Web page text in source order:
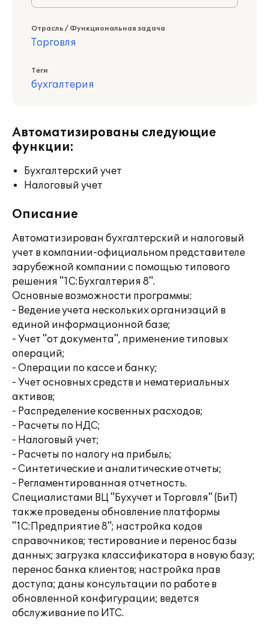
Отрасль / Функциональная задача
Торговля
Теги
бухгалтерия
Автоматизированы следующие
функции:
Бухгалтерский учет
Налоговый учет
Описание
Автоматизирован бухгалтерский и налоговый
учет в компании-официальном представителе
зарубежной компании с помощью типового
решения "1С:Бухгалтерия 8".
Основные возможности программы:
- Ведение учета нескольких организаций в
единой информационной базе;
- Учет "от документа", применение типовых
операций;
- Операции по кассе и банку;
- Учет основных средств и нематериальных
активов;
- Распределение косвенных расходов;
- Расчеты по НДС;
- Налоговый учет;
- Расчеты по налогу на прибыль;
- Синтетические и аналитические отчеты;
- Регламентированная отчетность.
Специалистами ВЦ "Бухучет и Торговля" (БиТ)
также проведены обновление платформы
"1С:Предприятие 8"; настройка кодов
справочников; тестирование и перенос базы
данных; загрузка классификатора в новую базу;
перенос банка клиентов; настройка прав
доступа; даны консультации по работе в
обновленной конфигурации; ведется
обслуживание по ИТС.